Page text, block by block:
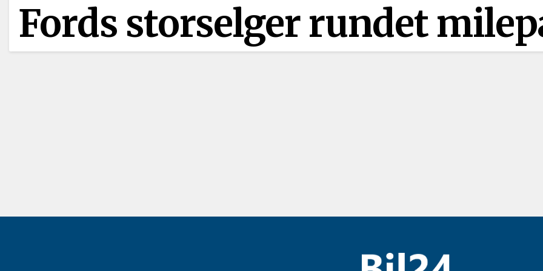
Fords storselger rundet